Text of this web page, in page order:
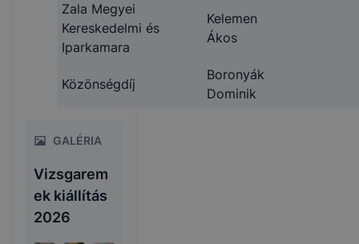
Zala Megyei
Kereskedelmi és
Iparkamara
Kelemen
Ákos
Közönségdíj
Boronyák
Dominik
GALÉRIA
Vizsgarem
ek kiállítás
2026